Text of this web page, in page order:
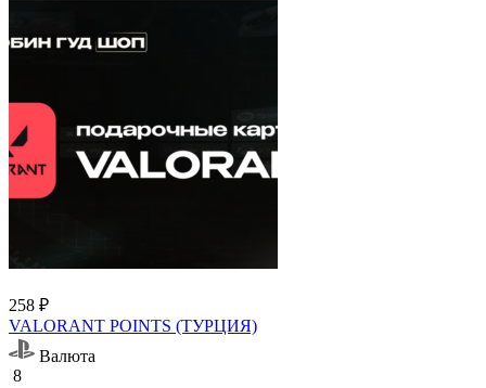
258 ₽
VALORANT POINTS (ТУРЦИЯ)
Валюта
8